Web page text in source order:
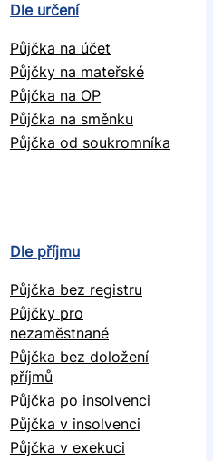
Dle určení
Půjčka na účet
Půjčky na mateřské
Půjčka na OP
Půjčka na směnku
Půjčka od soukromníka
Dle příjmu
Půjčka bez registru
Půjčky pro
nezaměstnané
Půjčka bez doložení
příjmů
Půjčka po insolvenci
Půjčka v insolvenci
Půjčka v exekuci